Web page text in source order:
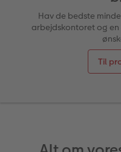
Fotobog
CEWE
Tilbehør
Fotosæt
Pasfoto
Billede
Galleritryk
Tekstiler
Skole
Fyld-
Design
Fotokort
Kort
Hav de bedste
arbejdskontoret og
Til